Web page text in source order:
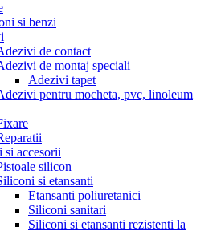
si benzi
de contact
de montaj speciali
Adezivi tapet
pentru mocheta, pvc, linoleum
si accesorii
silicon
si etansanti
Etansanti poliuretanici
Siliconi sanitari
Siliconi si etansanti rezistenti la